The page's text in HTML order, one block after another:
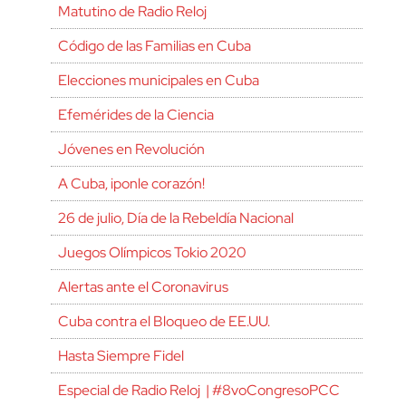
Matutino de Radio Reloj
Código de las Familias en Cuba
Elecciones municipales en Cuba
Efemérides de la Ciencia
Jóvenes en Revolución
A Cuba, ¡ponle corazón!
26 de julio, Día de la Rebeldía Nacional
Juegos Olímpicos Tokio 2020
Alertas ante el Coronavirus
Cuba contra el Bloqueo de EE.UU.
Hasta Siempre Fidel
Especial de Radio Reloj | #8voCongresoPCC